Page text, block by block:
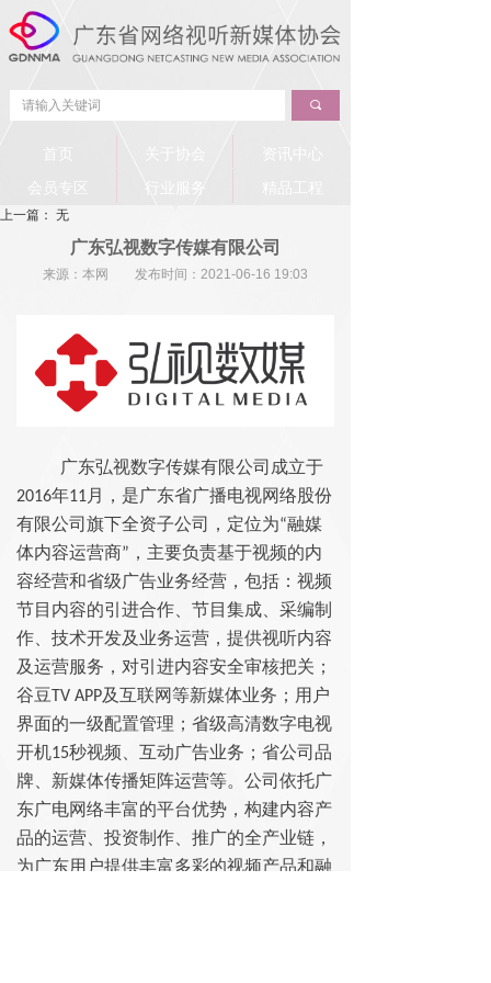
会员专区
首页
끠
广东弘视数字传媒有限公司
广东弘视数字传媒有限公司成立于
2016年11月，是广东省广播电视网络股份
有限公司旗下全资子公司，定位为“融媒
体内容运营商”，主要负责基于视频的内
容经营和省级广告业务经营，包括：视频
节目内容的引进合作、节目集成、采编制
作、技术开发及业务运营，提供视听内容
及运营服务，对引进内容安全审核把关；
谷豆TV APP及互联网等新媒体业务；用户
界面的一级配置管理；省级高清数字电视
开机15秒视频、互动广告业务；省公司品
牌、新媒体传播矩阵运营等。公司依托广
东广电网络丰富的平台优势，构建内容产
品的运营、投资制作、推广的全产业链，
为广东用户提供丰富多彩的视频产品和融
来源：本网 发布时间： 2021-06-16 19:03
上一篇： 无